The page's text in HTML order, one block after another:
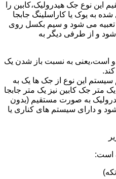
این نوع جک هیدرولیک،کابین را
به یوک یا کاراسلینگ جابجا
می شود و سیم بکسل روی
و از طرفی دیگر به
است،یعنی به نسبت باز شدن یک
این نوع از جک ها یک به
متر جک کابین نیز یک متر جابجا
به صورت مستقیم (بدون
و دارای سیستم های کناری یا
است: